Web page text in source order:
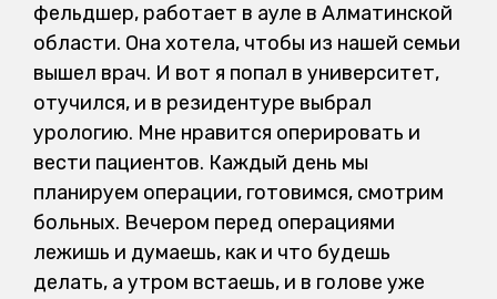
фельдшер, работает в ауле в Алматинской
области. Она хотела, чтобы из нашей семьи
вышел врач. И вот я попал в университет,
отучился, и в резидентуре выбрал
урологию. Мне нравится оперировать и
вести пациентов. Каждый день мы
планируем операции, готовимся, смотрим
больных. Вечером перед операциями
лежишь и думаешь, как и что будешь
делать, а утром встаешь, и в голове уже